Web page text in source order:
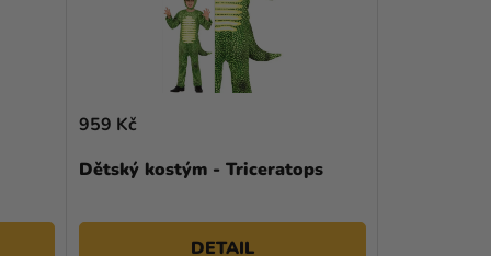
Dětský kostým - Triceratops
959 Kč
DETAIL